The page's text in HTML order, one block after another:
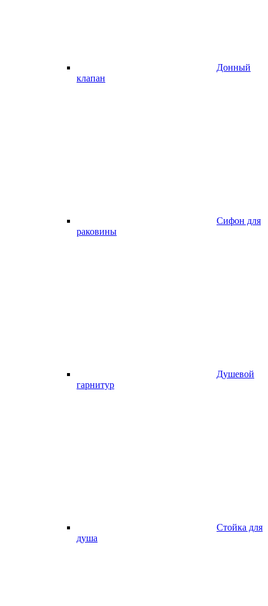
Донный
клапан
Сифон для
раковины
Душевой
гарнитур
Стойка для
душа